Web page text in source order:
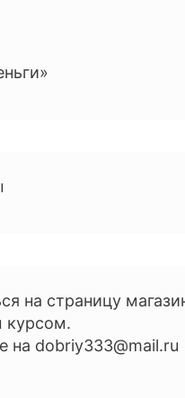
на страницу
курсом.
на dobriy333@mail.ru